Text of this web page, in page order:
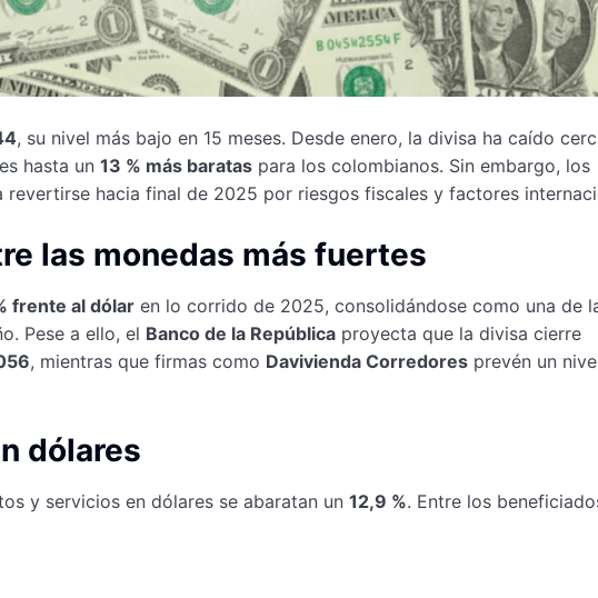
, su nivel más bajo en 15 meses. Desde enero, la divisa ha caído
hasta un 13 % más baratas para los colombianos. Sin embargo, los
hacia final de 2025 por riesgos fiscales y factores
las monedas más fuertes
frente al dólar en lo corrido de 2025, consolidándose como una de
Pese a ello, el Banco de la República proyecta que la divisa cierre
, mientras que firmas como Davivienda Corredores prevén un
dólares
y servicios en dólares se abaratan un 12,9 %. Entre los